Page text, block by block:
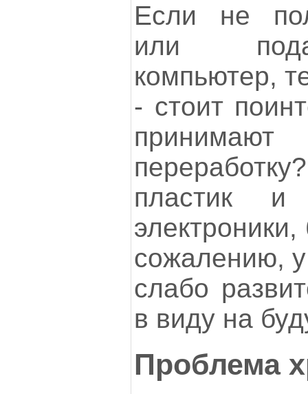
Если не
или
компьютер,
- стоит
пластик
сожалению,
слабо
в виду на
Проблема